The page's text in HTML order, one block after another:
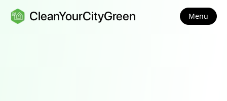
CleanYourCityGreen Menu